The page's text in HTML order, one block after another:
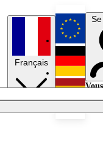
Français